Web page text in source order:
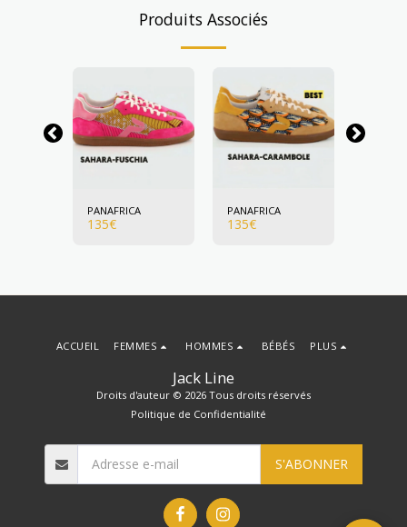
Produits Associés
PANAFRICA
135€
PANAFRICA
135€
Jack Line
Droits d'auteur © 2026 Tous droits réservés
Politique de Confidentialité
ACCUEIL FEMMES HOMMES BÉBÉS PLUS
S'ABONNER